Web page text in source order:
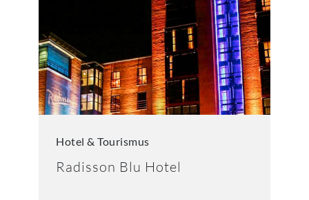
Hotel & Tourismus
Radisson Blu Hotel